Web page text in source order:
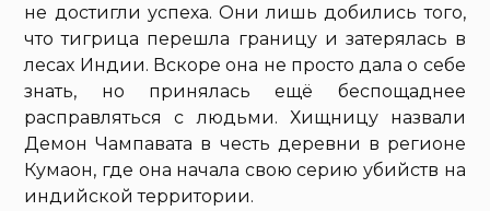
не достигли успеха. Они лишь добились того,
что тигрица перешла границу и затерялась в
лесах Индии. Вскоре она не просто дала о себе
знать, но принялась ещё беспощаднее
расправляться с людьми. Хищницу назвали
Демон Чампавата в честь деревни в регионе
Кумаон, где она начала свою серию убийств на
индийской территории.